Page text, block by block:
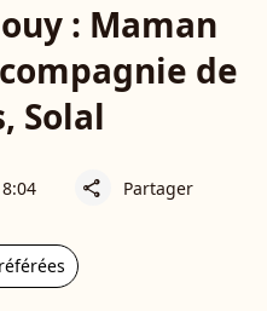
: Maman
de
Solal
share Partager